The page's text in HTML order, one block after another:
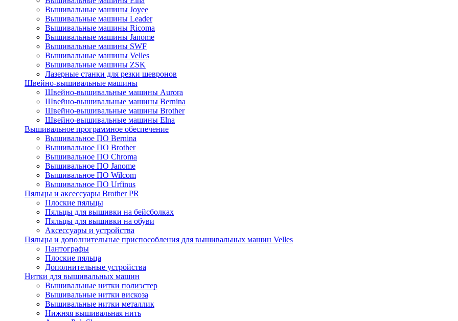
Вышивальные машины Joyee
Вышивальные машины Leader
Вышивальные машины Ricoma
Вышивальные машины Janome
Вышивальные машины SWF
Вышивальные машины Velles
Вышивальные машины ZSK
Лазерные станки для резки шевронов
Швейно-вышивальные машины
Швейно-вышивальные машины Aurora
Швейно-вышивальные машины Bernina
Швейно-вышивальные машины Brother
Швейно-вышивальные машины Elna
Вышивальное программное обеспечение
Вышивальное ПО Bernina
Вышивальное ПО Brother
Вышивальное ПО Chroma
Вышивальное ПО Janome
Вышивальное ПО Wilcom
Вышивальное ПО Urfinus
Пяльцы и аксессуары Brother PR
Плоские пяльцы
Пяльцы для вышивки на бейсболках
Пяльцы для вышивки на обуви
Аксессуары и устройства
Пяльцы и дополнительные приспособления для вышивальных машин Velles
Пантографы
Плоские пяльца
Дополнительные устройства
Нитки для вышивальных машин
Вышивальные нитки полиэстер
Вышивальные нитки вискоза
Вышивальные нитки металлик
Нижняя вышивальная нить